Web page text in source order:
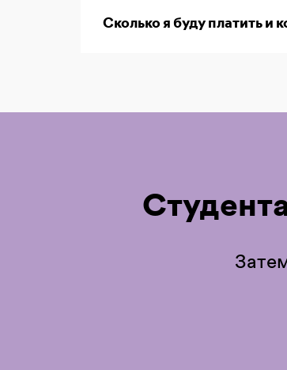
Сколько я буду платить и